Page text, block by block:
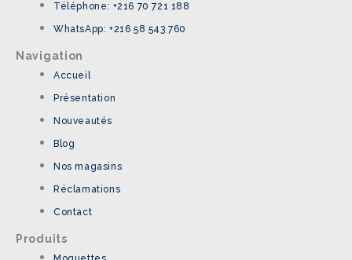
Téléphone: +216 70 721 188
WhatsApp: +216 58 543 760
Navigation
Accueil
Présentation
Nouveautés
Blog
Nos magasins
Réclamations
Contact
Produits